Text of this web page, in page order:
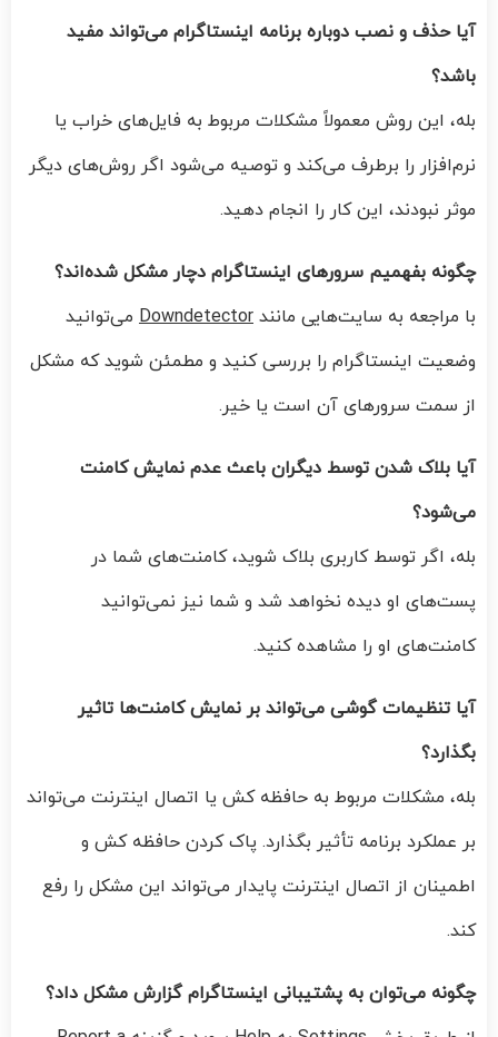
آیا حذف و نصب دوباره برنامه اینستاگرام می‌تواند مفید
باشد؟
بله، این روش معمولاً مشکلات مربوط به فایل‌های خراب یا
نرم‌افزار را برطرف می‌کند و توصیه می‌شود اگر روش‌های دیگر
موثر نبودند، این کار را انجام دهید.
چگونه بفهمیم سرورهای اینستاگرام دچار مشکل شده‌اند؟
با مراجعه به سایت‌هایی مانند Downdetector می‌توانید
وضعیت اینستاگرام را بررسی کنید و مطمئن شوید که مشکل
از سمت سرورهای آن است یا خیر.
آیا بلاک شدن توسط دیگران باعث عدم نمایش کامنت
می‌شود؟
بله، اگر توسط کاربری بلاک شوید، کامنت‌های شما در
پست‌های او دیده نخواهد شد و شما نیز نمی‌توانید
کامنت‌های او را مشاهده کنید.
آیا تنظیمات گوشی می‌تواند بر نمایش کامنت‌ها تاثیر
بگذارد؟
بله، مشکلات مربوط به حافظه کش یا اتصال اینترنت می‌تواند
بر عملکرد برنامه تأثیر بگذارد. پاک کردن حافظه کش و
اطمینان از اتصال اینترنت پایدار می‌تواند این مشکل را رفع
کند.
چگونه می‌توان به پشتیبانی اینستاگرام گزارش مشکل داد؟